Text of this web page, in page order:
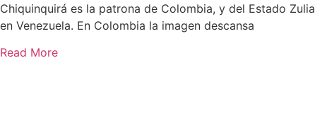
Chiquinquirá es la patrona de Colombia, y del Estado Zulia
en Venezuela. En Colombia la imagen descansa
Read More